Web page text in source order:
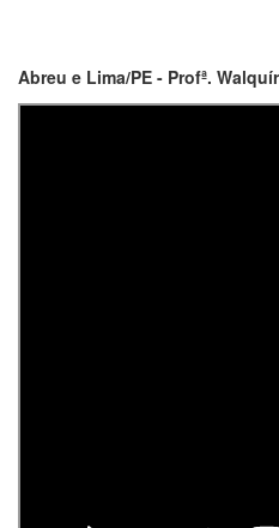
Abreu e Lima/PE - Profª.